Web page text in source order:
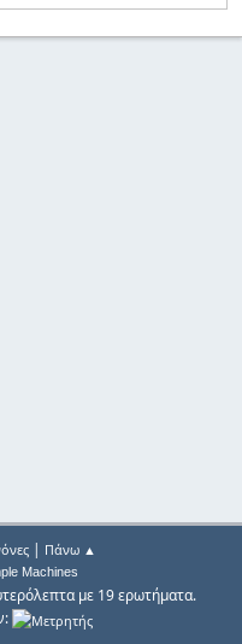
| Πάνω ▲
Machines
με 19 ερωτήματα.